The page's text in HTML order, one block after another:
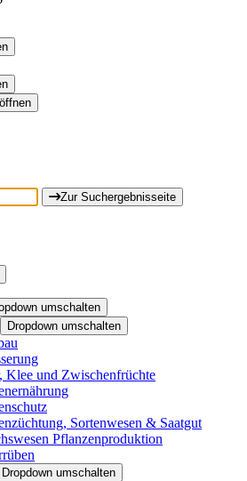
Zur Suchergebnisseite
umschalten
Dropdown umschalten
Klee und Zwischenfrüchte
Sortenwesen & Saatgut
Pflanzenproduktion
Dropdown umschalten